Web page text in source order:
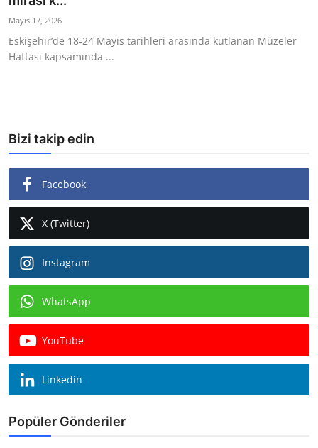
Ekonomi
Kütahya
Spor
TBMM Haberleri
Belediye
Sağlık
SON DAKİKA
Asayiş
Köşe Yazısı
Dernek
Galeri
Gastronomi
Mayıs 17, 2026
Eskişehir’de 18-24 Mayıs tarihleri arasında kutlanan Müzeler
Haftası kapsamında ...
Bizi takip edin
Facebook
X (Twitter)
Instagram
WhatsApp
YouTube
Linkedin
Popüler Gönderiler